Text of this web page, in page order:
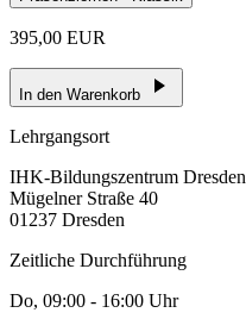
395,00 EUR
In den Warenkorb
Lehrgangsort
IHK-Bildungszentrum Dresden
Mügelner Straße 40
01237 Dresden
Zeitliche Durchführung
Do, 09:00 - 16:00 Uhr